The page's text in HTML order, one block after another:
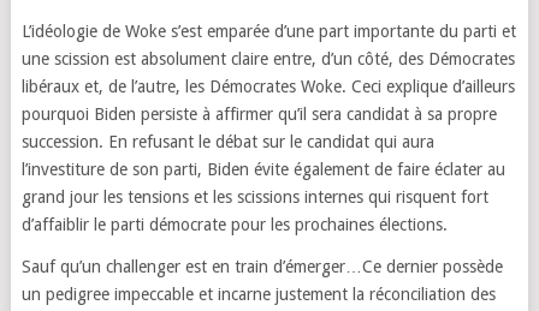
L’idéologie de Woke s’est emparée d’une part importante du parti et
une scission est absolument claire entre, d’un côté, des Démocrates
libéraux et, de l’autre, les Démocrates Woke. Ceci explique d’ailleurs
pourquoi Biden persiste à affirmer qu’il sera candidat à sa propre
succession. En refusant le débat sur le candidat qui aura
l’investiture de son parti, Biden évite également de faire éclater au
grand jour les tensions et les scissions internes qui risquent fort
d’affaiblir le parti démocrate pour les prochaines élections.
Sauf qu’un challenger est en train d’émerger…Ce dernier possède
un pedigree impeccable et incarne justement la réconciliation des